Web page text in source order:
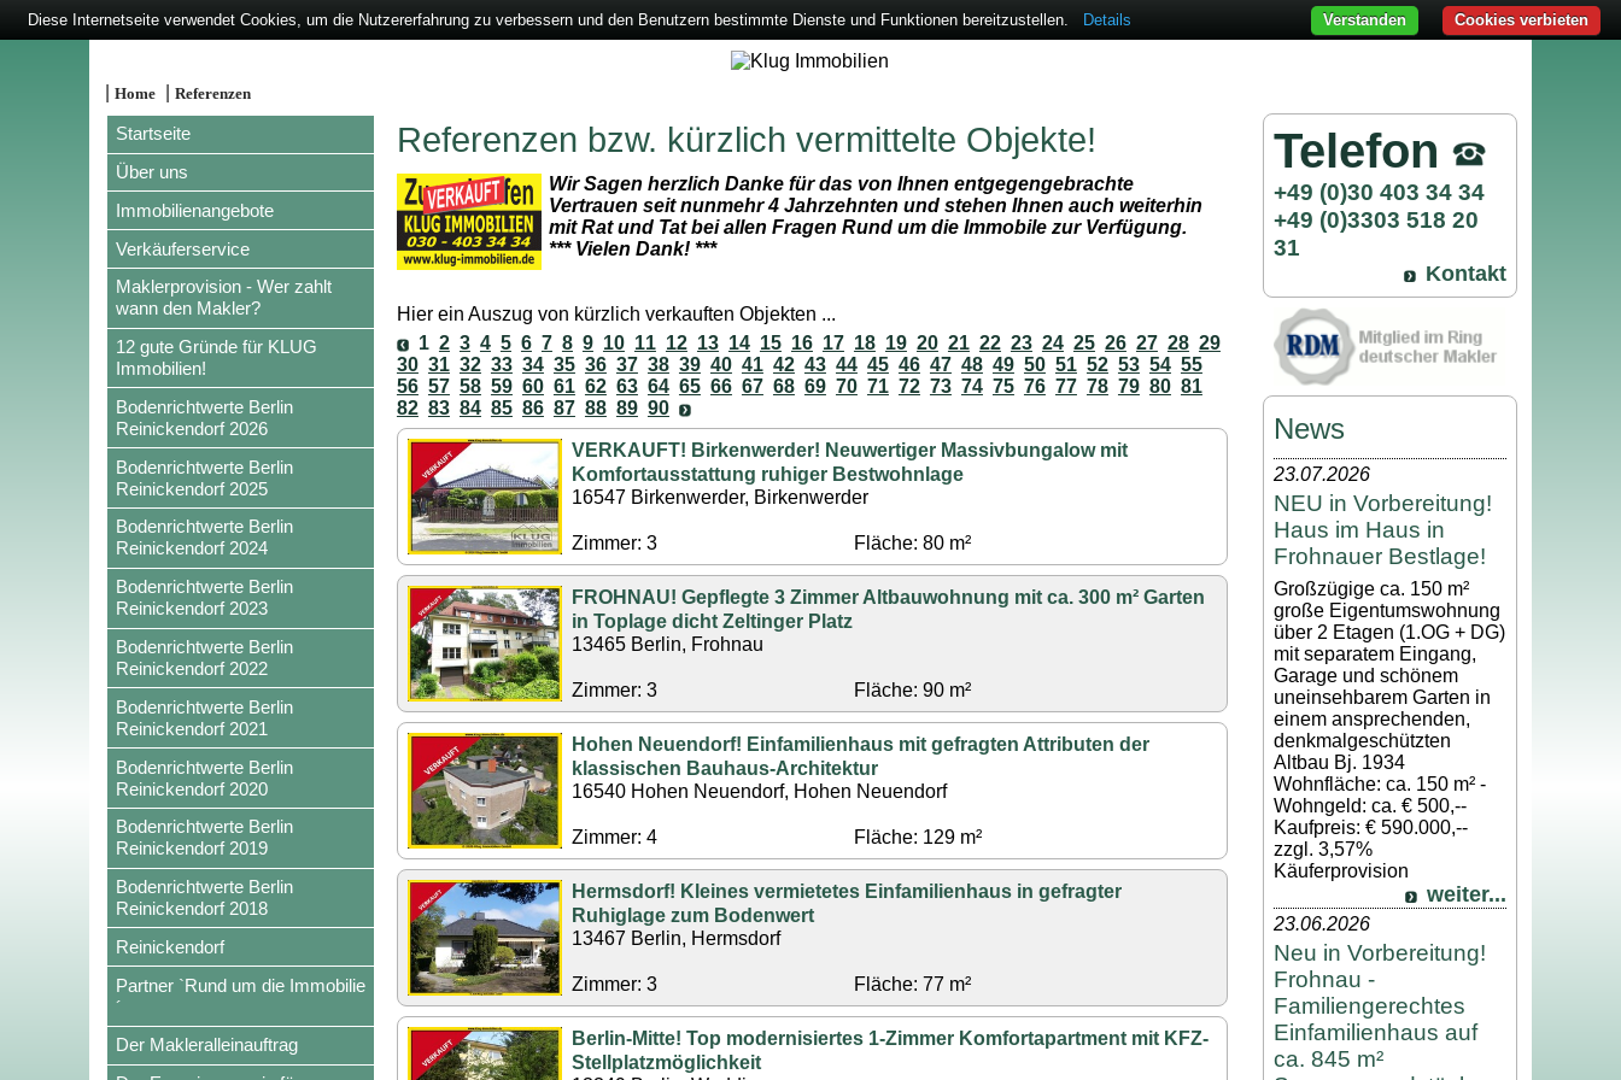
|Home |Referenzen
Startseite
Über uns
Immobilienangebote
Verkäuferservice
Maklerprovision - Wer zahlt
wann den Makler?
12 gute Gründe für KLUG
Immobilien!
Bodenrichtwerte Berlin
Reinickendorf 2026
Bodenrichtwerte Berlin
Reinickendorf 2025
Bodenrichtwerte Berlin
Reinickendorf 2024
Bodenrichtwerte Berlin
Reinickendorf 2023
Bodenrichtwerte Berlin
Reinickendorf 2022
Bodenrichtwerte Berlin
Reinickendorf 2021
Bodenrichtwerte Berlin
Reinickendorf 2020
Bodenrichtwerte Berlin
Reinickendorf 2019
Bodenrichtwerte Berlin
Reinickendorf 2018
Reinickendorf
Partner `Rund um die Immobilie
´
Der Makleralleinauftrag
Referenzen bzw. kürzlich vermittelte Objekte!
Wir Sagen herzlich Danke für das von Ihnen entgegengebrachte
Vertrauen seit nunmehr 4 Jahrzehnten und stehen Ihnen auch weiterhin
mit Rat und Tat bei allen Fragen Rund um die Immobile zur Verfügung.
*** Vielen Dank! ***
Hier ein Auszug von kürzlich verkauften Objekten ...
1 2 3 4 5 6 7 8 9 10 11 12 13 14 15 16 17 18 19 20 21 22 23 24 25 26 27 28 29
30 31 32 33 34 35 36 37 38 39 40 41 42 43 44 45 46 47 48 49 50 51 52 53 54 55
56 57 58 59 60 61 62 63 64 65 66 67 68 69 70 71 72 73 74 75 76 77 78 79 80 81
82 83 84 85 86 87 88 89 90
VERKAUFT! Birkenwerder! Neuwertiger Massivbungalow mit
Komfortausstattung ruhiger Bestwohnlage
16547 Birkenwerder, Birkenwerder
Zimmer: 3 Fläche: 80 m²
FROHNAU! Gepflegte 3 Zimmer Altbauwohnung mit ca. 300 m² Garten
in Toplage dicht Zeltinger Platz
13465 Berlin, Frohnau
Zimmer: 3 Fläche: 90 m²
Hohen Neuendorf! Einfamilienhaus mit gefragten Attributen der
klassischen Bauhaus-Architektur
16540 Hohen Neuendorf, Hohen Neuendorf
Zimmer: 4 Fläche: 129 m²
Hermsdorf! Kleines vermietetes Einfamilienhaus in gefragter
Ruhiglage zum Bodenwert
13467 Berlin, Hermsdorf
Zimmer: 3 Fläche: 77 m²
Berlin-Mitte! Top modernisiertes 1-Zimmer Komfortapartment mit KFZ-
Stellplatzmöglichkeit
Telefon
+49 (0)30 403 34 34
+49 (0)3303 518 20
31
Kontakt
News
23.07.2026
NEU in Vorbereitung!
Haus im Haus in
Frohnauer Bestlage!
Großzügige ca. 150 m²
große Eigentumswohnung
über 2 Etagen (1.OG + DG)
mit separatem Eingang,
Garage und schönem
uneinsehbarem Garten in
einem ansprechenden,
denkmalgeschützten
Altbau Bj. 1934
Wohnfläche: ca. 150 m² -
Wohngeld: ca. € 500,--
Kaufpreis: € 590.000,--
zzgl. 3,57%
Käuferprovision
weiter...
23.06.2026
Neu in Vorbereitung!
Frohnau -
Familiengerechtes
Einfamilienhaus auf
ca. 845 m²
Diese Internetseite verwendet Cookies, um die Nutzererfahrung zu verbessern und den Benutzern bestimmte Dienste und Funktionen bereitzustellen. Details Cookies verbieten
Verstanden